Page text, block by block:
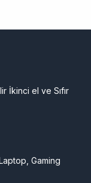
İkinci el ve Sıfır
Gaming